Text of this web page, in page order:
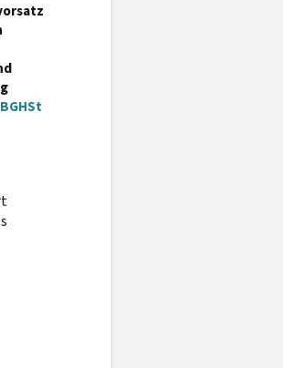
BGHSt